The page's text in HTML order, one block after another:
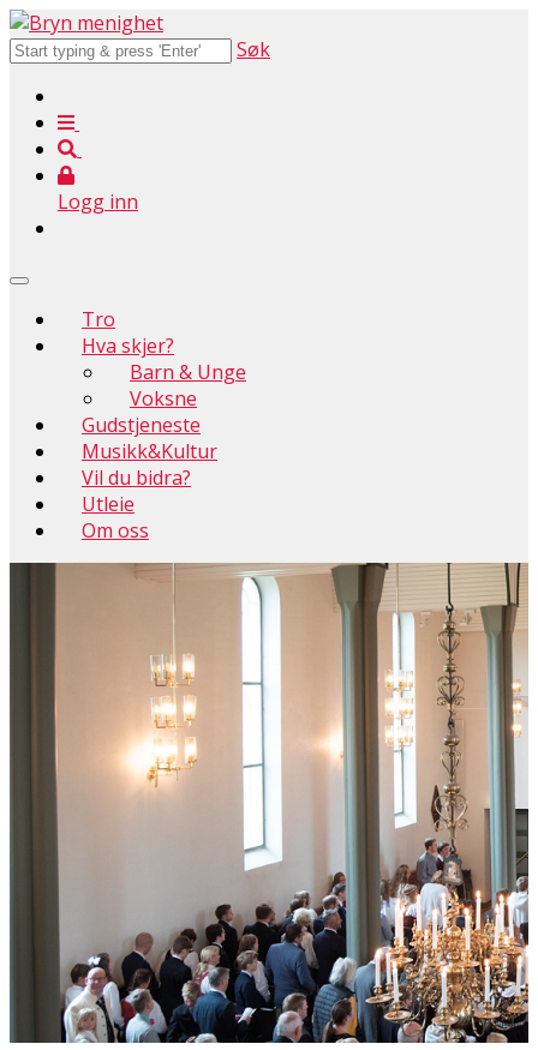
Søk
Logg inn
Tro
Hva skjer?
Barn & Unge
Voksne
Gudstjeneste
Musikk&Kultur
Vil du bidra?
Utleie
Om oss